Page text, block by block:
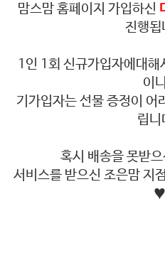
맘스맘 홈페이지 가입하신
진행됩
1인 1회 신규가입자에대
이
기가입자는 선물 증정이 어
립니
혹시 배송을 못받
서비스를 받으신 조은맘 지
♥